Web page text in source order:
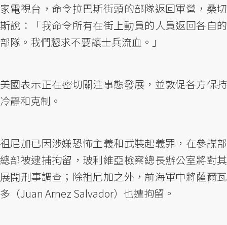
家電視台，命令拉巴斯街頭的部隊返回軍營，桑切
斯說：「我命令所有在街上動員的人員返回各自的
部隊。我們懇求不要讓士兵流血。」
美國表示正在密切關注事態發展，並敦促各方保持
冷靜和克制。
祖尼加已因涉嫌恐怖主義和武裝起義罪，在參謀部
總部被逮捕拘留，玻利維亞檢察總長辦公室將對其
展開刑事調查；除祖尼加之外，前海軍中將薩爾瓦
多（Juan Arnez Salvador）也遭拘留。